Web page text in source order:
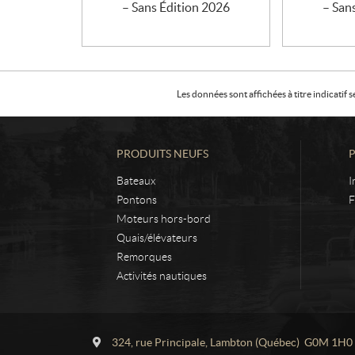
– Sans Édition 2026
–
Les données sont affichées à titre indicatif
PRODUITS NEUFS
Bateaux
Pontons
Moteurs hors-bord
Quais/élévateurs
Remorques
Activités nautiques
324, rue Principale, Lambton (Québec) G0M 1H0